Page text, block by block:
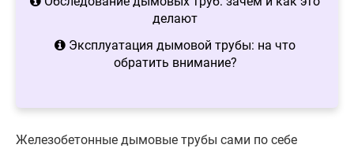
делают
Эксплуатация дымовой трубы: на что
обратить внимание?
Железобетонные дымовые трубы сами по себе